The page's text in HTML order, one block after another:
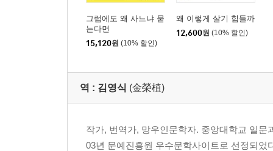
그럼에도 왜 사느냐 묻
는다면
15,120원 (10% 할인)
왜 이렇게 살기 힘들까
12,600원 (10% 할인)
역 : 김영식 (金榮植)
작가, 번역가, 망우인문학자. 중앙대학교 일문
03년 문예진흥원 우수문학사이트로 선정되었